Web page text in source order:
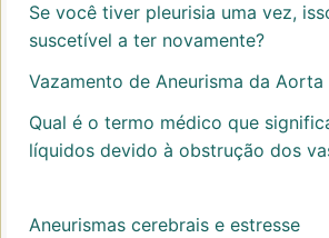
Se você tiver pleurisia uma vez,
suscetível a ter novamente?
Vazamento de Aneurisma da Aorta
Qual é o termo médico que
líquidos devido à obstrução dos
Aneurismas cerebrais e estresse